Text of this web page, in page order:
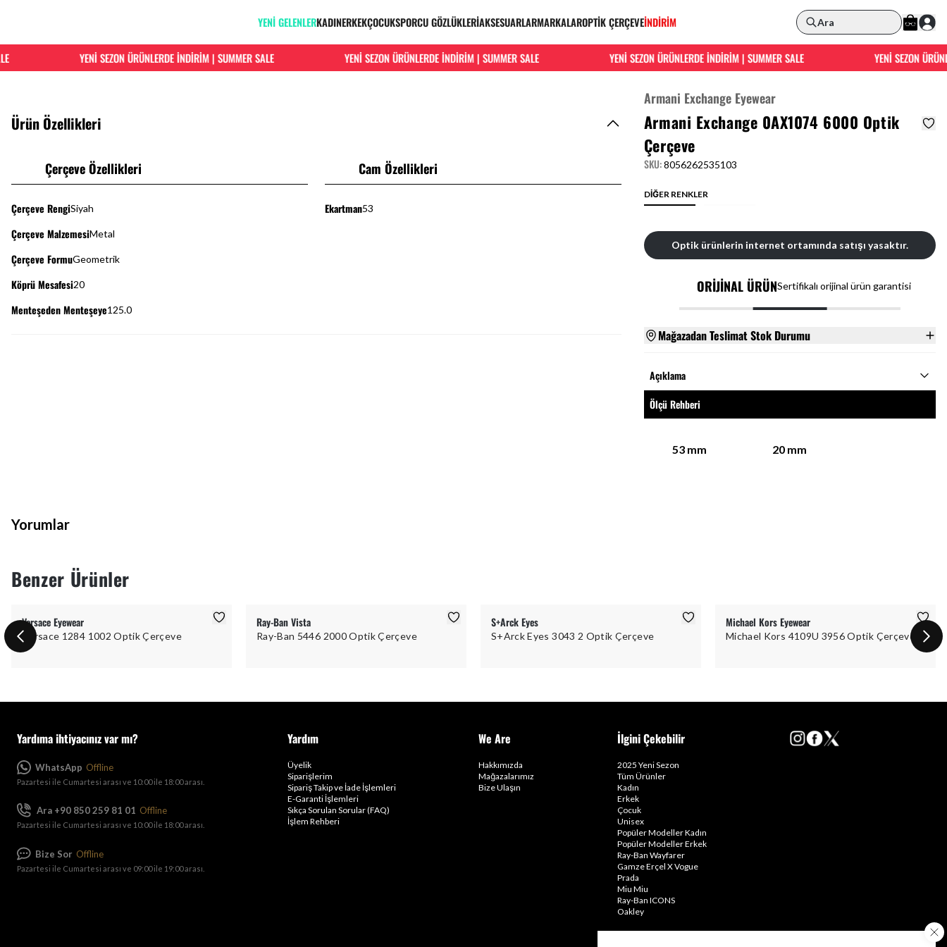
YENİ GELENLERKADINERKEKÇOCUKSPORCU GÖZLÜKLERİAKSESUARLARMARKALAROPTİK ÇERÇEVEİNDİRİM Ara
YENİ SEZON ÜRÜNLERDE İNDİRİM | SUMMER SALE YENİ SEZON ÜRÜNLERDE İNDİRİM | SUMMER SALE YENİ SEZON ÜRÜNLERDE İNDİRİM | SUMMER SALE YENİ SEZON
Ürün Özellikleri
Çerçeve Özellikleri
Çerçeve RengiSiyah
Çerçeve MalzemesiMetal
Çerçeve FormuGeometrik
Köprü Mesafesi20
Menteşeden Menteşeye125.0
Cam Özellikleri
Ekartman53
Armani Exchange Eyewear
Armani Exchange 0AX1074 6000 Optik
Çerçeve
SKU:8056262535103
DİĞER RENKLER
Optik ürünlerin internet ortamında satışı yasaktır.
ORİJİNAL ÜRÜNSertifikalı orijinal ürün garantisi
Mağazadan Teslimat Stok Durumu
Açıklama
Ölçü Rehberi
53 mm 20 mm
Yorumlar
Benzer Ürünler
Versace Eyewear
Versace 1284 1002 Optik Çerçeve
Ray-Ban Vista
Ray-Ban 5446 2000 Optik Çerçeve
S+Arck Eyes
S+Arck Eyes 3043 2 Optik Çerçeve
Michael Kors Eyewear
Michael Kors 4109U 3956 Optik Çerçeve
Yardıma ihtiyacınız var mı?
WhatsApp Offline
Pazartesi ile Cumartesi arası ve 10:00 ile 18:00 arası.
Ara +90 850 259 81 01 Offline
Pazartesi ile Cumartesi arası ve 10:00 ile 18:00 arası.
Bize Sor Offline
Pazartesi ile Cumartesi arası ve 09:00 ile 19:00 arası.
Yardım
Üyelik
Siparişlerim
Sipariş Takip ve İade İşlemleri
E-Garanti İşlemleri
Sıkça Sorulan Sorular (FAQ)
İşlem Rehberi
We Are
Hakkımızda
Mağazalarımız
Bize Ulaşın
İlgini Çekebilir
2025 Yeni Sezon
Tüm Ürünler
Kadın
Erkek
Çocuk
Unisex
Popüler Modeller Kadın
Popüler Modeller Erkek
Ray-Ban Wayfarer
Gamze Erçel X Vogue
Prada
Miu Miu
Ray-Ban ICONS
Oakley